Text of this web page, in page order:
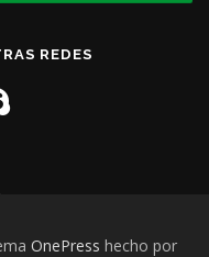
REDES
OnePress hecho por